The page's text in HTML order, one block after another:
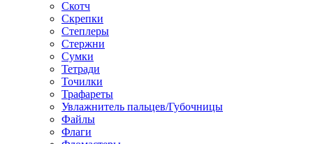
Скотч
Скрепки
Степлеры
Стержни
Сумки
Тетради
Точилки
Трафареты
Увлажнитель пальцев/Губочницы
Файлы
Флаги